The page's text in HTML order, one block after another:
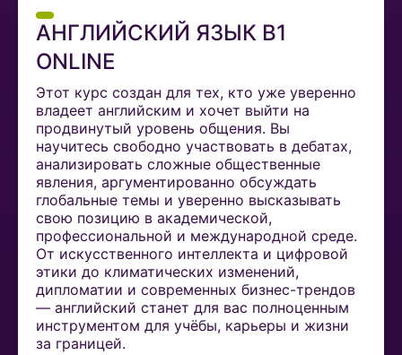
АНГЛИЙСКИЙ ЯЗЫК B1
ONLINE
Этот курс создан для тех, кто уже уверенно
владеет английским и хочет выйти на
продвинутый уровень общения. Вы
научитесь свободно участвовать в дебатах,
анализировать сложные общественные
явления, аргументированно обсуждать
глобальные темы и уверенно высказывать
свою позицию в академической,
профессиональной и международной среде.
От искусственного интеллекта и цифровой
этики до климатических изменений,
дипломатии и современных бизнес-трендов
— английский станет для вас полноценным
инструментом для учёбы, карьеры и жизни
за границей.